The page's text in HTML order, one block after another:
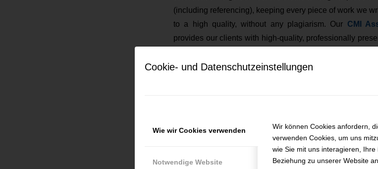
Cookie- und Datenschutzeinstellungen
Wie wir Cookies verwenden
Notwendige Website
Wir können Cookies anfordern,
verwenden Cookies, um uns
wie Sie mit uns interagieren,
Beziehung zu unserer Website
(including referencing), keeping every piece of work we
to a high quality, without any plagiarism. Our CMI
provides our clients with high-quality, professionally
of choice for CMI learners in Brighton and throughout